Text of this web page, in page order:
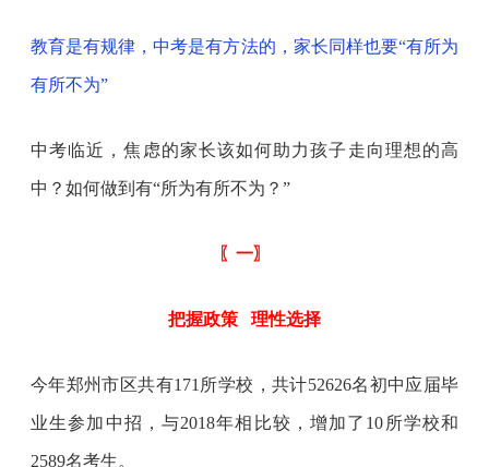
教育是有规律，中考是有方法的，家长同样也要“有所为
有所不为”
中考临近，焦虑的家长该如何助力孩子走向理想的高
中？如何做到有“所为有所不为？”
〖一〗
把握政策 理性选择
今年郑州市区共有171所学校，共计52626名初中应届毕
业生参加中招，与2018年相比较，增加了10所学校和
2589名考生。